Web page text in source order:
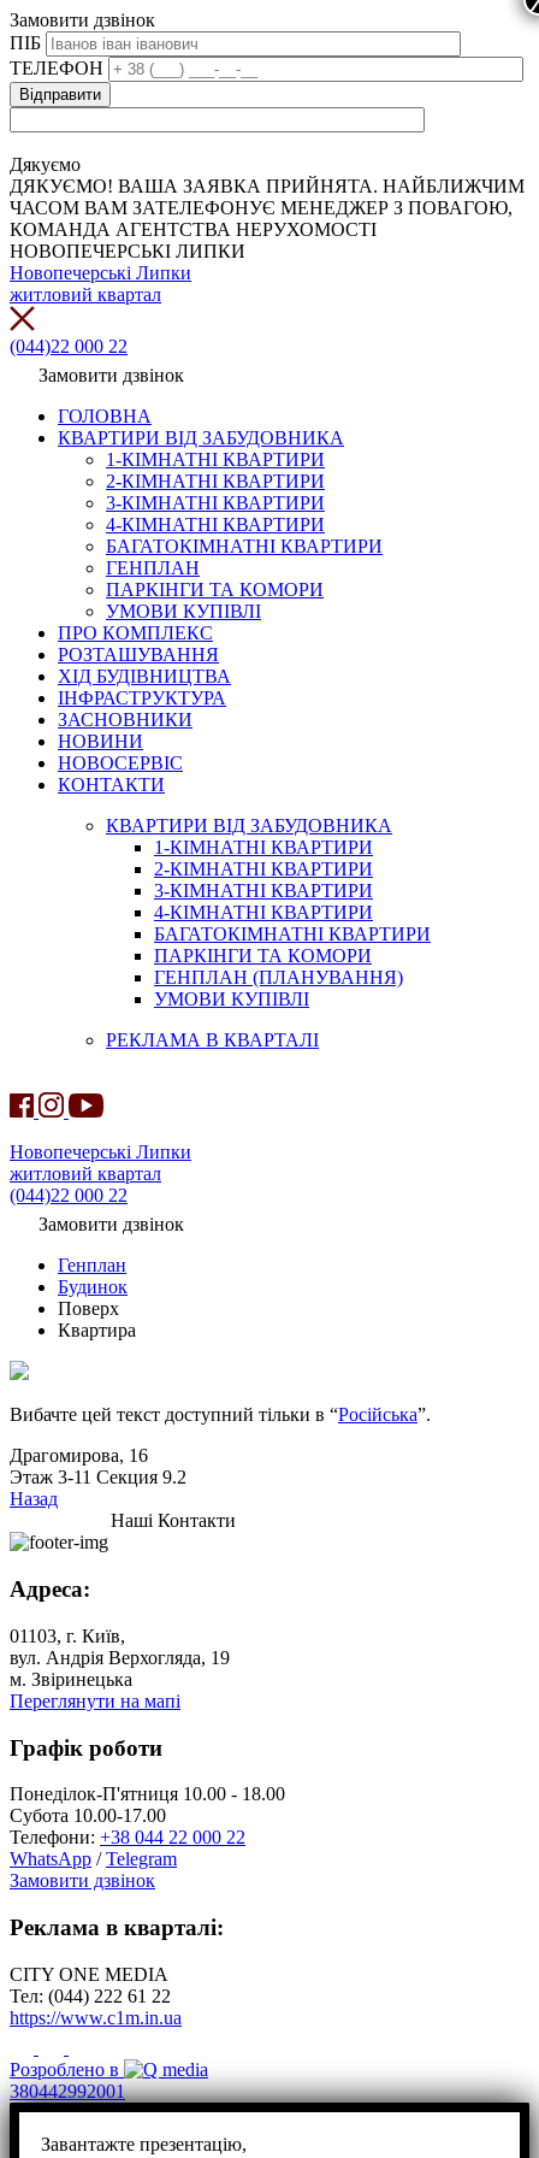
Замовити дзвінок
ПІБ
ТЕЛЕФОН
Дякуємо
ДЯКУЄМО! ВАША ЗАЯВКА ПРИЙНЯТА. НАЙБЛИЖЧИМ
ЧАСОМ ВАМ ЗАТЕЛЕФОНУЄ МЕНЕДЖЕР З ПОВАГОЮ,
КОМАНДА АГЕНТСТВА НЕРУХОМОСТІ
НОВОПЕЧЕРСЬКІ ЛИПКИ
Новопечерські Липки
житловий квартал
(044)22 000 22
Замовити дзвінок
ГОЛОВНА
КВАРТИРИ ВІД ЗАБУДОВНИКА
1-КІМНАТНІ КВАРТИРИ
2-КІМНАТНІ КВАРТИРИ
3-КІМНАТНІ КВАРТИРИ
4-КІМНАТНІ КВАРТИРИ
БАГАТОКІМНАТНІ КВАРТИРИ
ГЕНПЛАН
ПАРКІНГИ ТА КОМОРИ
УМОВИ КУПІВЛІ
ПРО КОМПЛЕКС
РОЗТАШУВАННЯ
ХІД БУДІВНИЦТВА
ІНФРАСТРУКТУРА
ЗАСНОВНИКИ
НОВИНИ
НОВОСЕРВІС
КОНТАКТИ
КВАРТИРИ ВІД ЗАБУДОВНИКА
1-КІМНАТНІ КВАРТИРИ
2-КІМНАТНІ КВАРТИРИ
3-КІМНАТНІ КВАРТИРИ
4-КІМНАТНІ КВАРТИРИ
БАГАТОКІМНАТНІ КВАРТИРИ
ПАРКІНГИ ТА КОМОРИ
ГЕНПЛАН (ПЛАНУВАННЯ)
УМОВИ КУПІВЛІ
РЕКЛАМА В КВАРТАЛІ
Новопечерські Липки
житловий квартал
(044)22 000 22
Замовити дзвінок
Генплан
Будинок
Поверх
Квартира
Вибачте цей текст доступний тільки в “Російська”.
Драгомирова, 16
Этаж 3-11 Секция 9.2
Назад
Наші Контакти
Адреса:
01103, г. Київ,
вул. Андрія Верхогляда, 19
м. Звіринецька
Переглянути на мапі
Графік роботи
Понеділок-П'ятниця 10.00 - 18.00
Субота 10.00-17.00
Телефони: +38 044 22 000 22
WhatsApp /Telegram
Замовити дзвінок
Реклама в кварталі:
CITY ONE MEDIA
Тел: (044) 222 61 22
https://www.c1m.in.ua
Розроблено в
380442992001
Завантажте презентацію,